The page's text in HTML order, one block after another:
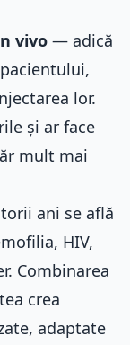
vivo — adică
lor.
și ar face
mult mai
ani se află
HIV,
Combinarea
crea
adaptate